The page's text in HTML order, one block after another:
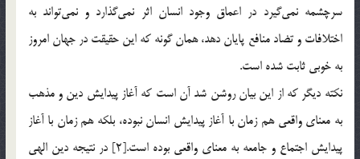
سرچشمه نمي‌گيرد در اعماق وجود انسان اثر نمي‌گذارد و نمي‌تواند به
اختلافات و تضاد منافع پايان دهد، همان گونه که اين حقيقت در جهان امروز
به خوبي ثابت شده است.
نكته ديگر كه از اين بيان روشن شد آن است كه آغاز پيدايش دين و مذهب
به معناي واقعي هم زمان با آغاز پيدايش انسان نبوده، بلكه هم زمان با آغاز
پيدايش اجتماع و جامعه به معناي واقعي بوده است.[2] در نتیجه دین الهی